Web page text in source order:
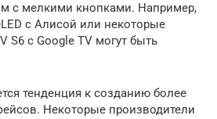
с мелкими кнопками. Например,
с Алисой или некоторые
S6 с Google TV могут быть
тенденция к созданию более
Некоторые производители